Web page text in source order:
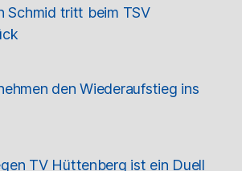
Schmid tritt beim TSV
den Wiederaufstieg ins
TV Hüttenberg ist ein Duell